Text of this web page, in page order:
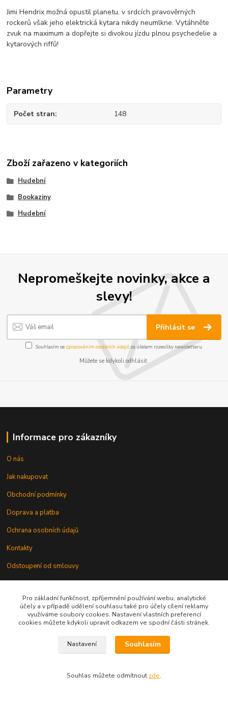
Jimi Hendrix možná opustil planetu, v srdcích pravověrných
rockerů však jeho elektrická kytara nikdy neumlkne. Vytáhněte
zvuk na maximum a dopřejte si divokou jízdu plnou psychedelie a
kytarových riffů!
Parametry
Počet stran 148
Zboží zařazeno v kategoriích
Hudební
Bookaziny
Hudební
Nepromeškejte novinky, akce a
slevy!
Přihlásit se
Souhlasím se zpracováním osobních údajůza účelem rozesílky newsletteru.
Můžete se kdykoli odhlásit.
Informace pro zákazníky
O nás
Jak nakupovat
Obchodní podmínky
Doprava a platba
Ochrana osobních údajů
Kontakty
Odstoupení od smlouvy
Pro základní funkčnost, zpříjemnění používání webu, analytické
účely a v případě udělení souhlasu také pro účely cílení reklamy
využíváme soubory cookies. Nastavení vlastních preferencí
cookies můžete kdykoli upravit odkazem ve spodní části stránek.
Nastavení Souhlasím
Souhlas můžete odmítnout zde.